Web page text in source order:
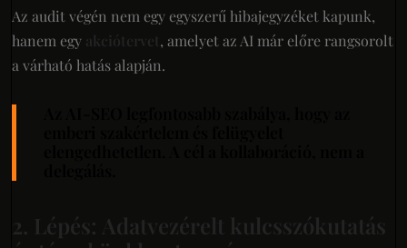
Az audit végén nem egy egyszerű hibajegyzéket kapunk,
hanem egy
akciótervet , amelyet az AI már előre rangsorolt
a várható hatás alapján.
2. Lépés: Adatvezérelt kulcsszókutatás